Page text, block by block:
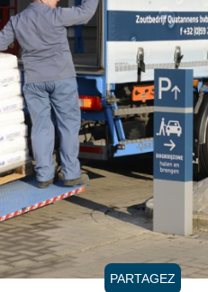
PARTAGEZ